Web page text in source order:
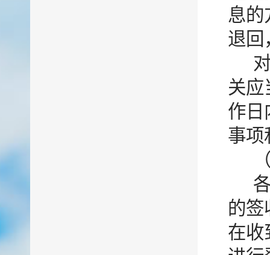
息的
退回
关应
作日
事项
的签
在收